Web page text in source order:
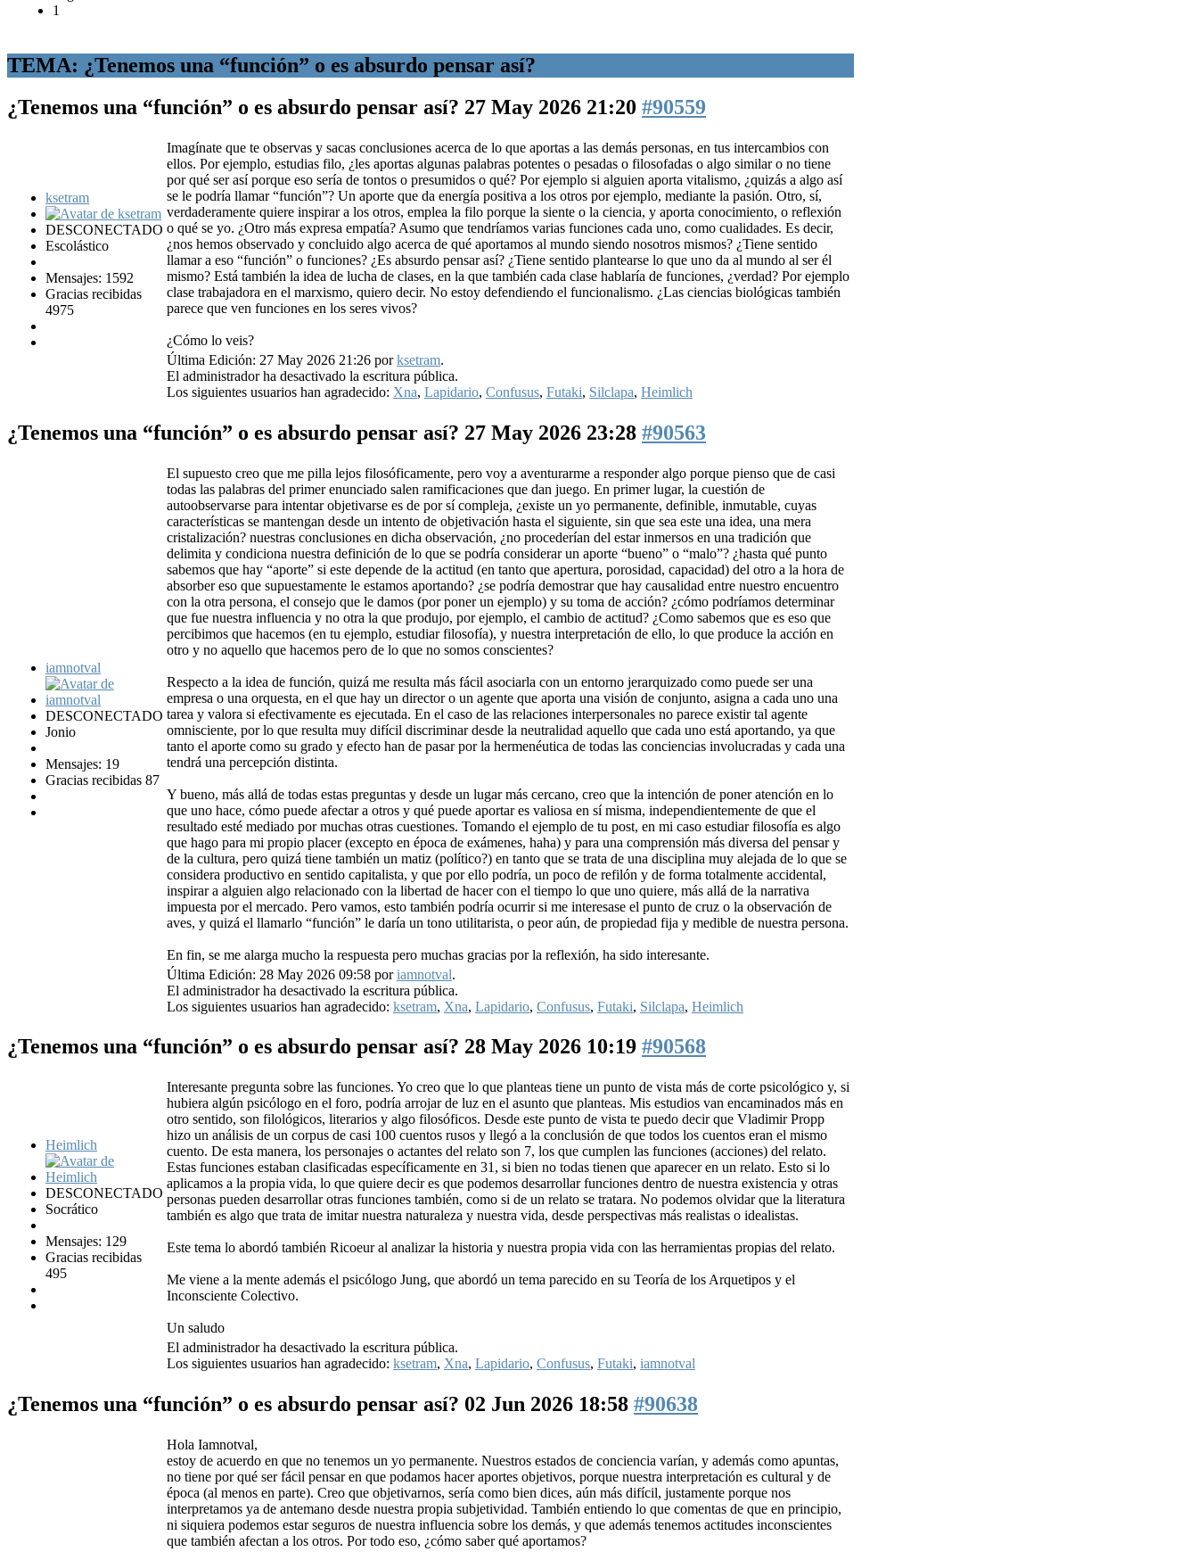
1
TEMA: ¿Tenemos una “función” o es absurdo pensar así?
¿Tenemos una “función” o es absurdo pensar así? 27 May 2026 21:20 #90559
ksetram
DESCONECTADO
Escolástico
Mensajes: 1592
Gracias recibidas
4975
Imagínate que te observas y sacas conclusiones acerca de lo que aportas a las demás personas, en tus intercambios con
ellos. Por ejemplo, estudias filo, ¿les aportas algunas palabras potentes o pesadas o filosofadas o algo similar o no tiene
por qué ser así porque eso sería de tontos o presumidos o qué? Por ejemplo si alguien aporta vitalismo, ¿quizás a algo así
se le podría llamar “función”? Un aporte que da energía positiva a los otros por ejemplo, mediante la pasión. Otro, sí,
verdaderamente quiere inspirar a los otros, emplea la filo porque la siente o la ciencia, y aporta conocimiento, o reflexión
o qué se yo. ¿Otro más expresa empatía? Asumo que tendríamos varias funciones cada uno, como cualidades. Es decir,
¿nos hemos observado y concluido algo acerca de qué aportamos al mundo siendo nosotros mismos? ¿Tiene sentido
llamar a eso “función” o funciones? ¿Es absurdo pensar así? ¿Tiene sentido plantearse lo que uno da al mundo al ser él
mismo? Está también la idea de lucha de clases, en la que también cada clase hablaría de funciones, ¿verdad? Por ejemplo
clase trabajadora en el marxismo, quiero decir. No estoy defendiendo el funcionalismo. ¿Las ciencias biológicas también
parece que ven funciones en los seres vivos?
¿Cómo lo veis?
Última Edición: 27 May 2026 21:26 porksetram.
El administrador ha desactivado la escritura pública.
Los siguientes usuarios han agradecido: Xna, Lapidario, Confusus, Futaki, Silclapa, Heimlich
¿Tenemos una “función” o es absurdo pensar así? 27 May 2026 23:28 #90563
iamnotval
DESCONECTADO
Jonio
Mensajes: 19
Gracias recibidas 87
El supuesto creo que me pilla lejos filosóficamente, pero voy a aventurarme a responder algo porque pienso que de casi
todas las palabras del primer enunciado salen ramificaciones que dan juego. En primer lugar, la cuestión de
autoobservarse para intentar objetivarse es de por sí compleja, ¿existe un yo permanente, definible, inmutable, cuyas
características se mantengan desde un intento de objetivación hasta el siguiente, sin que sea este una idea, una mera
cristalización? nuestras conclusiones en dicha observación, ¿no procederían del estar inmersos en una tradición que
delimita y condiciona nuestra definición de lo que se podría considerar un aporte “bueno” o “malo”? ¿hasta qué punto
sabemos que hay “aporte” si este depende de la actitud (en tanto que apertura, porosidad, capacidad) del otro a la hora de
absorber eso que supuestamente le estamos aportando? ¿se podría demostrar que hay causalidad entre nuestro encuentro
con la otra persona, el consejo que le damos (por poner un ejemplo) y su toma de acción? ¿cómo podríamos determinar
que fue nuestra influencia y no otra la que produjo, por ejemplo, el cambio de actitud? ¿Como sabemos que es eso que
percibimos que hacemos (en tu ejemplo, estudiar filosofía), y nuestra interpretación de ello, lo que produce la acción en
otro y no aquello que hacemos pero de lo que no somos conscientes?
Respecto a la idea de función, quizá me resulta más fácil asociarla con un entorno jerarquizado como puede ser una
empresa o una orquesta, en el que hay un director o un agente que aporta una visión de conjunto, asigna a cada uno una
tarea y valora si efectivamente es ejecutada. En el caso de las relaciones interpersonales no parece existir tal agente
omnisciente, por lo que resulta muy difícil discriminar desde la neutralidad aquello que cada uno está aportando, ya que
tanto el aporte como su grado y efecto han de pasar por la hermenéutica de todas las conciencias involucradas y cada una
tendrá una percepción distinta.
Y bueno, más allá de todas estas preguntas y desde un lugar más cercano, creo que la intención de poner atención en lo
que uno hace, cómo puede afectar a otros y qué puede aportar es valiosa en sí misma, independientemente de que el
resultado esté mediado por muchas otras cuestiones. Tomando el ejemplo de tu post, en mi caso estudiar filosofía es algo
que hago para mi propio placer (excepto en época de exámenes, haha) y para una comprensión más diversa del pensar y
de la cultura, pero quizá tiene también un matiz (político?) en tanto que se trata de una disciplina muy alejada de lo que se
considera productivo en sentido capitalista, y que por ello podría, un poco de refilón y de forma totalmente accidental,
inspirar a alguien algo relacionado con la libertad de hacer con el tiempo lo que uno quiere, más allá de la narrativa
impuesta por el mercado. Pero vamos, esto también podría ocurrir si me interesase el punto de cruz o la observación de
aves, y quizá el llamarlo “función” le daría un tono utilitarista, o peor aún, de propiedad fija y medible de nuestra persona.
En fin, se me alarga mucho la respuesta pero muchas gracias por la reflexión, ha sido interesante.
Última Edición: 28 May 2026 09:58 poriamnotval.
El administrador ha desactivado la escritura pública.
Los siguientes usuarios han agradecido: ksetram, Xna, Lapidario, Confusus, Futaki, Silclapa, Heimlich
¿Tenemos una “función” o es absurdo pensar así? 28 May 2026 10:19 #90568
Heimlich
DESCONECTADO
Socrático
Mensajes: 129
Gracias recibidas
495
Interesante pregunta sobre las funciones. Yo creo que lo que planteas tiene un punto de vista más de corte psicológico y, si
hubiera algún psicólogo en el foro, podría arrojar de luz en el asunto que planteas. Mis estudios van encaminados más en
otro sentido, son filológicos, literarios y algo filosóficos. Desde este punto de vista te puedo decir que Vladimir Propp
hizo un análisis de un corpus de casi 100 cuentos rusos y llegó a la conclusión de que todos los cuentos eran el mismo
cuento. De esta manera, los personajes o actantes del relato son 7, los que cumplen las funciones (acciones) del relato.
Estas funciones estaban clasificadas específicamente en 31, si bien no todas tienen que aparecer en un relato. Esto si lo
aplicamos a la propia vida, lo que quiere decir es que podemos desarrollar funciones dentro de nuestra existencia y otras
personas pueden desarrollar otras funciones también, como si de un relato se tratara. No podemos olvidar que la literatura
también es algo que trata de imitar nuestra naturaleza y nuestra vida, desde perspectivas más realistas o idealistas.
Este tema lo abordó también Ricoeur al analizar la historia y nuestra propia vida con las herramientas propias del relato.
Me viene a la mente además el psicólogo Jung, que abordó un tema parecido en su Teoría de los Arquetipos y el
Inconsciente Colectivo.
Un saludo
El administrador ha desactivado la escritura pública.
Los siguientes usuarios han agradecido: ksetram, Xna, Lapidario, Confusus, Futaki, iamnotval
¿Tenemos una “función” o es absurdo pensar así? 02 Jun 2026 18:58 #90638
Hola Iamnotval,
estoy de acuerdo en que no tenemos un yo permanente. Nuestros estados de conciencia varían, y además como apuntas,
no tiene por qué ser fácil pensar en que podamos hacer aportes objetivos, porque nuestra interpretación es cultural y de
época (al menos en parte). Creo que objetivarnos, sería como bien dices, aún más difícil, justamente porque nos
interpretamos ya de antemano desde nuestra propia subjetividad. También entiendo lo que comentas de que en principio,
ni siquiera podemos estar seguros de nuestra influencia sobre los demás, y que además tenemos actitudes inconscientes
que también afectan a los otros. Por todo eso, ¿cómo saber qué aportamos?